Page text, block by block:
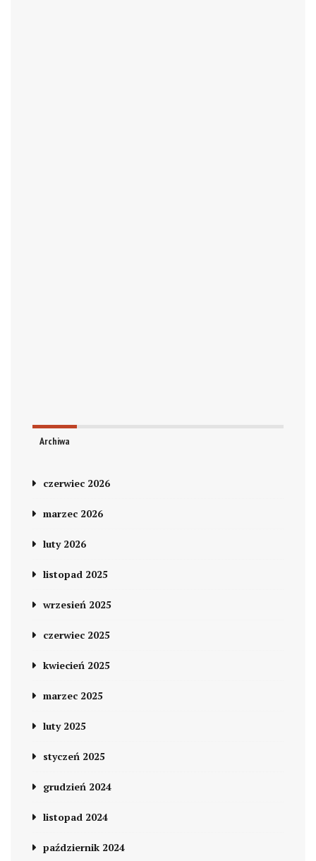
Archiwa
czerwiec 2026
marzec 2026
luty 2026
listopad 2025
wrzesień 2025
czerwiec 2025
kwiecień 2025
marzec 2025
luty 2025
styczeń 2025
grudzień 2024
listopad 2024
październik 2024